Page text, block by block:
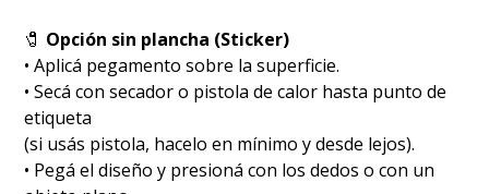
🧷 Opción sin plancha (Sticker)
• Aplicá pegamento sobre la superficie.
• Secá con secador o pistola de calor hasta punto de
etiqueta
(si usás pistola, hacelo en mínimo y desde lejos).
• Pegá el diseño y presioná con los dedos o con un